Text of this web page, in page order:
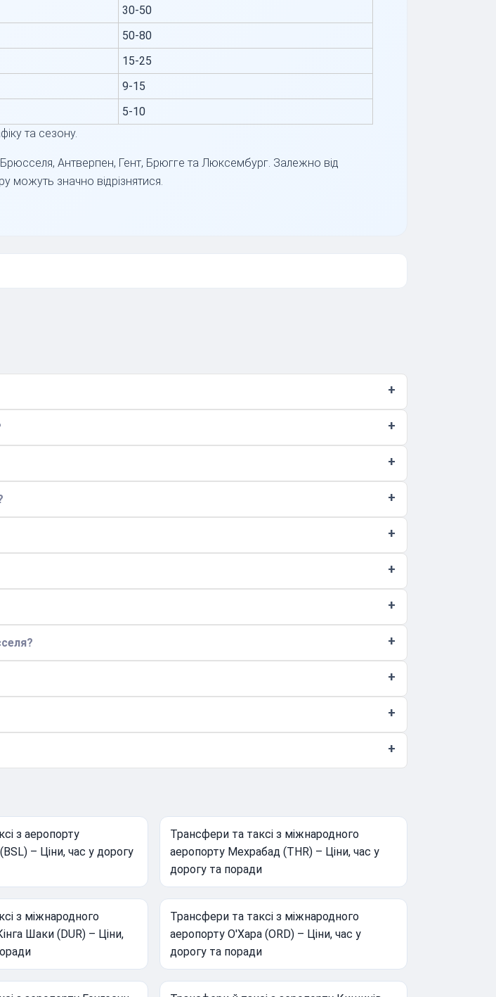
30-50
50-80
15-25
9-15
5-10
та сезону.
Антверпен, Гент, Брюгге та Люксембург. Залежно від
можуть значно відрізнятися.
з аеропорту
– Ціни, час у дорогу
Трансфери та таксі з міжнародного
аеропорту Мехрабад (THR) – Ціни, час у
дорогу та поради
з міжнародного
Шаки (DUR) – Ціни,
Трансфери та таксі з міжнародного
аеропорту О'Хара (ORD) – Ціни, час у
дорогу та поради